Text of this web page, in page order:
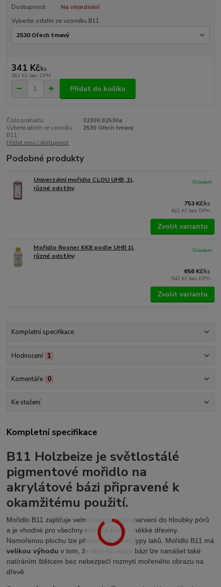
Dostupnost
Na objednání
Vyberte odstín ze vzorníku B11
341 Kč/ks
282 Kč bez DPH
Přidat do košíku
Číslo produktu:
32300.02530a
Vyberte odstín ze vzorníku
B11:
2530 Ořech tmavý
Hlídat cenu / dostupnost
Podobné produkty
Univerzální mořidlo CLOU UHB, 1l,
různé odstíny
753 Kč/ks
622 Kč bez DPH
Skladem
Zvolit variantu
Mořidlo Rosner KKB podle UHB 1l,
různé odstíny
656 Kč/ks
542 Kč bez DPH
Skladem
Zvolit variantu
Kompletní specifikace
Hodnocení 1
Komentáře 0
Ke stažení
Kompletní specifikace
B11 Holzbeize je světlostálé
pigmentové mořidlo na
akrylátové bázi připravené k
okamžitému použití.
Mořidlo B11 zajišťuje velmi intenzivní probarvení do hloubky pórů
a je vhodné pro všechny obvyklé tvrdé i měkké dřeviny.
Namořenou plochu lze přelakovat všemi typy laků. Mořidlo B11 má
velikou výhodu v tom, že laky na vodní bázi lze nanášet také
natíráním štětcem bez nebezpečí rozmytí mořeného obrazu na
dřevě.